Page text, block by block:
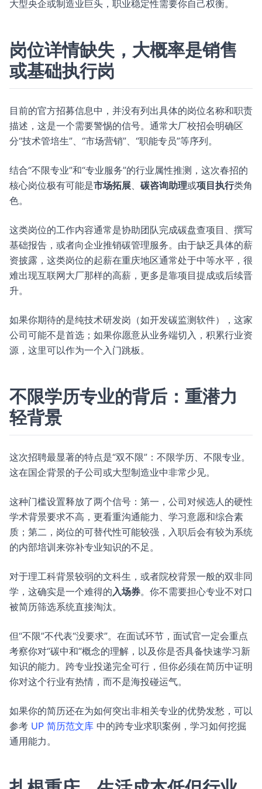
大型央企或制造业巨头，职业稳定性需要你自己权衡。
岗位详情缺失，大概率是销售
或基础执行岗
目前的官方招募信息中，并没有列出具体的岗位名称和职责
描述，这是一个需要警惕的信号。通常大厂校招会明确区
分“技术管培生”、“市场营销”、“职能专员”等序列。
结合“不限专业”和“专业服务”的行业属性推测，这次春招的
核心岗位极有可能是市场拓展、 碳咨询助理或项目执行类角
色。
这类岗位的工作内容通常是协助团队完成碳盘查项目、撰写
基础报告，或者向企业推销碳管理服务。由于缺乏具体的薪
资披露，这类岗位的起薪在重庆地区通常处于中等水平，很
难出现互联网大厂那样的高薪，更多是靠项目提成或后续晋
升。
如果你期待的是纯技术研发岗（如开发碳监测软件），这家
公司可能不是首选；如果你愿意从业务端切入，积累行业资
源，这里可以作为一个入门跳板。
不限学历专业的背后：重潜力
轻背景
这次招聘最显著的特点是“双不限”：不限学历、不限专业。
这在国企背景的子公司或大型制造业中非常少见。
这种门槛设置释放了两个信号：第一，公司对候选人的硬性
学术背景要求不高，更看重沟通能力、学习意愿和综合素
质；第二，岗位的可替代性可能较强，入职后会有较为系统
的内部培训来弥补专业知识的不足。
对于理工科背景较弱的文科生，或者院校背景一般的双非同
学，这确实是一个难得的入场券。你不需要担心专业不对口
被简历筛选系统直接淘汰。
但“不限”不代表“没要求”。在面试环节，面试官一定会重点
考察你对“碳中和”概念的理解，以及你是否具备快速学习新
知识的能力。跨专业投递完全可行，但你必须在简历中证明
你对这个行业有热情，而不是海投碰运气。
如果你的简历还在为如何突出非相关专业的优势发愁，可以
参考 UP 简历范文库 中的跨专业求职案例，学习如何挖掘
通用能力。